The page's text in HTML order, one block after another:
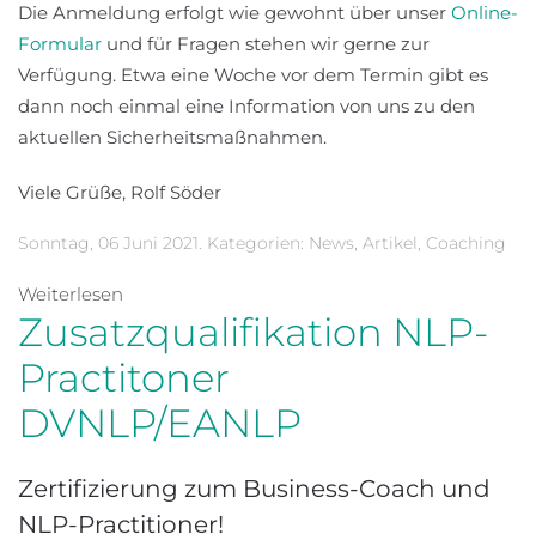
Die Anmeldung erfolgt wie gewohnt über unser Online-
Formular und für Fragen stehen wir gerne zur
Verfügung. Etwa eine Woche vor dem Termin gibt es
dann noch einmal eine Information von uns zu den
aktuellen Sicherheitsmaßnahmen.
Viele Grüße, Rolf Söder
Sonntag, 06 Juni 2021. Kategorien: News, Artikel, Coaching
Weiterlesen
Zusatzqualifikation NLP-
Practitoner
DVNLP/EANLP
Zertifizierung zum Business-Coach und
NLP-Practitioner!